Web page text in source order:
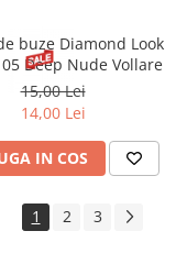
buze Diamond Look
Deep Nude Vollare
15,00 Lei
14,00 Lei
IN COS
1 2 3